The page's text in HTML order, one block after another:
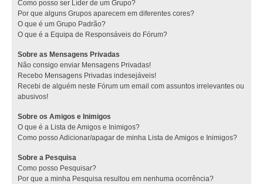
Como posso ser Líder de um Grupo?
Por que alguns Grupos aparecem em diferentes cores?
O que é um Grupo Padrão?
O que é a Equipa de Responsáveis do Fórum?
Sobre as Mensagens Privadas
Não consigo enviar Mensagens Privadas!
Recebo Mensagens Privadas indesejáveis!
Recebi de alguém neste Fórum um email com assuntos irrelevantes ou
abusivos!
Sobre os Amigos e Inimigos
O que é a Lista de Amigos e Inimigos?
Como posso Adicionar/apagar de minha Lista de Amigos e Inimigos?
Sobre a Pesquisa
Como posso Pesquisar?
Por que a minha Pesquisa resultou em nenhuma ocorrência?